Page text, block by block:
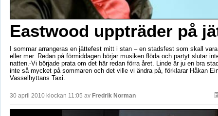
Eastwood uppträder på
I sommar arrangeras en jättefest mitt i stan – en stadsfest som skall
eller mer. Redan på förmiddagen börjar musiken flöda och partyt slutar
natten.-Vi började prata om det här redan förra året. Linde är ju en bra
inte så mycket på sommaren och det ville vi ändra på, förklarar Håkan
Vasselhyttans Taxi.
30 april 2010 klockan 11:05 av Fredrik Norman